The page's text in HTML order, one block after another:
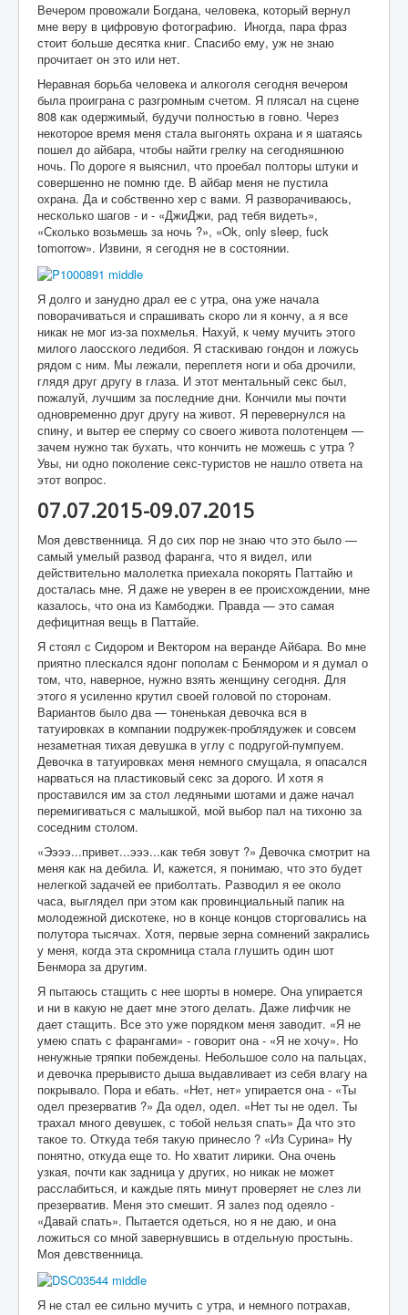
Вечером провожали Богдана, человека, который вернул
мне веру в цифровую фотографию. Иногда, пара фраз
стоит больше десятка книг. Спасибо ему, уж не знаю
прочитает он это или нет.
Неравная борьба человека и алкоголя сегодня вечером
была проиграна с разгромным счетом. Я плясал на сцене
808 как одержимый, будучи полностью в говно. Через
некоторое время меня стала выгонять охрана и я шатаясь
пошел до айбара, чтобы найти грелку на сегодняшнюю
ночь. По дороге я выяснил, что проебал полторы штуки и
совершенно не помню где. В айбар меня не пустила
охрана. Да и собственно хер с вами. Я разворачиваюсь,
несколько шагов - и - «ДжиДжи, рад тебя видеть»,
«Сколько возьмешь за ночь ?», «Ok, only sleep, fuck
tomorrow». Извини, я сегодня не в состоянии.
Я долго и занудно драл ее с утра, она уже начала
поворачиваться и спрашивать скоро ли я кончу, а я все
никак не мог из-за похмелья. Нахуй, к чему мучить этого
милого лаосского ледибоя. Я стаскиваю гондон и ложусь
рядом с ним. Мы лежали, переплетя ноги и оба дрочили,
глядя друг другу в глаза. И этот ментальный секс был,
пожалуй, лучшим за последние дни. Кончили мы почти
одновременно друг другу на живот. Я перевернулся на
спину, и вытер ее сперму со своего живота полотенцем —
зачем нужно так бухать, что кончить не можешь с утра ?
Увы, ни одно поколение секс-туристов не нашло ответа на
этот вопрос.
07.07.2015-09.07.2015
Моя девственница. Я до сих пор не знаю что это было —
самый умелый развод фаранга, что я видел, или
действительно малолетка приехала покорять Паттайю и
досталась мне. Я даже не уверен в ее происхождении, мне
казалось, что она из Камбоджи. Правда — это самая
дефицитная вещь в Паттайе.
Я стоял с Сидором и Вектором на веранде Айбара. Во мне
приятно плескался ядонг пополам с Бенмором и я думал о
том, что, наверное, нужно взять женщину сегодня. Для
этого я усиленно крутил своей головой по сторонам.
Вариантов было два — тоненькая девочка вся в
татуировках в компании подружек-проблядужек и совсем
незаметная тихая девушка в углу с подругой-пумпуем.
Девочка в татуировках меня немного смущала, я опасался
нарваться на пластиковый секс за дорого. И хотя я
проставился им за стол ледяными шотами и даже начал
перемигиваться с малышкой, мой выбор пал на тихоню за
соседним столом.
«Ээээ...привет...эээ...как тебя зовут ?» Девочка смотрит на
меня как на дебила. И, кажется, я понимаю, что это будет
нелегкой задачей ее приболтать. Разводил я ее около
часа, выглядел при этом как провинциальный папик на
молодежной дискотеке, но в конце концов сторговались на
полутора тысячах. Хотя, первые зерна сомнений закрались
у меня, когда эта скромница стала глушить один шот
Бенмора за другим.
Я пытаюсь стащить с нее шорты в номере. Она упирается
и ни в какую не дает мне этого делать. Даже лифчик не
дает стащить. Все это уже порядком меня заводит. «Я не
умею спать с фарангами» - говорит она - «Я не хочу». Но
ненужные тряпки побеждены. Небольшое соло на пальцах,
и девочка прерывисто дыша выдавливает из себя влагу на
покрывало. Пора и ебать. «Нет, нет» упирается она - «Ты
одел презерватив ?» Да одел, одел. «Нет ты не одел. Ты
трахал много девушек, с тобой нельзя спать» Да что это
такое то. Откуда тебя такую принесло ? «Из Сурина» Ну
понятно, откуда еще то. Но хватит лирики. Она очень
узкая, почти как задница у других, но никак не может
расслабиться, и каждые пять минут проверяет не слез ли
презерватив. Меня это смешит. Я залез под одеяло -
«Давай спать». Пытается одеться, но я не даю, и она
ложиться со мной завернувшись в отдельную простынь.
Моя девственница.
Я не стал ее сильно мучить с утра, и немного потрахав,